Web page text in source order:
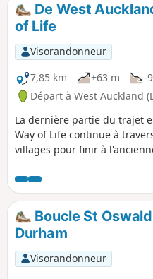
De West
of Life
Visorandonneur
7,85 km
+63 m -
Départ à West Auckland
La dernière partie du trajet
Way of Life continue à
villages pour finir à
chemin de fer pour
de la balade suit le même
Boucle St
Durham
Visorandonneur